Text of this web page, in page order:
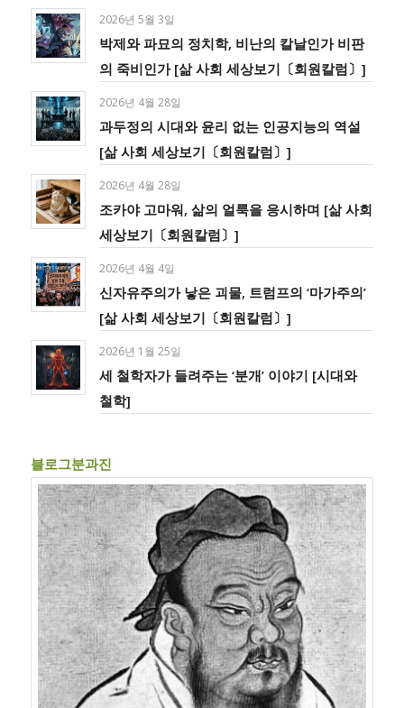
2026년 5월 3일
박제와 파묘의 정치학, 비난의 칼날인가 비판
의 죽비인가 [삶 사회 세상보기〔회원칼럼〕]
2026년 4월 28일
과두정의 시대와 윤리 없는 인공지능의 역설
[삶 사회 세상보기〔회원칼럼〕]
2026년 4월 28일
조카야 고마워, 삶의 얼룩을 응시하며 [삶 사회
세상보기〔회원칼럼〕]
2026년 4월 4일
신자유주의가 낳은 괴물, 트럼프의 ‘마가주의’
[삶 사회 세상보기〔회원칼럼〕]
2026년 1월 25일
세 철학자가 들려주는 ‘분개’ 이야기 [시대와
철학]
블로그분과진